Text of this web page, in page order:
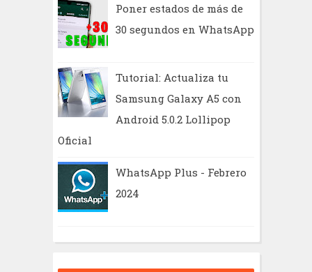
Poner estados de más de
30 segundos en WhatsApp
Tutorial: Actualiza tu
Samsung Galaxy A5 con
Android 5.0.2 Lollipop
Oficial
WhatsApp Plus - Febrero
2024